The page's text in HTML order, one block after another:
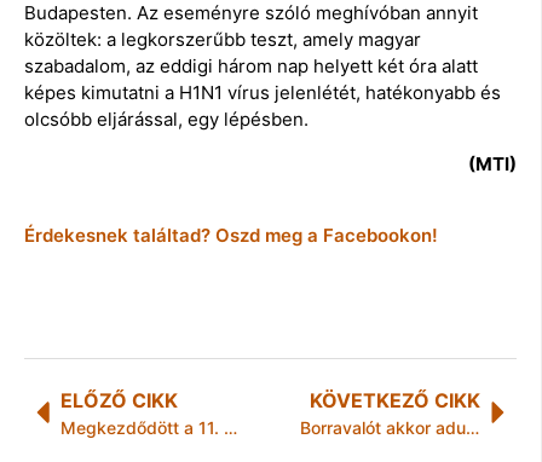
Budapesten. Az eseményre szóló meghívóban annyit
közöltek: a legkorszerűbb teszt, amely magyar
szabadalom, az eddigi három nap helyett két óra alatt
képes kimutatni a H1N1 vírus jelenlétét, hatékonyabb és
olcsóbb eljárással, egy lépésben.
(MTI)
Érdekesnek találtad? Oszd meg a Facebookon!
ELŐZŐ CIKK
Megkezdődött a 11. Triatlon Nagyhét Tiszaújvárosban
KÖVETKEZŐ CIKK
Borravalót akkor adunk, ha valaki irányunkban figyelmes, előzékeny, vagy szolgálatkész.